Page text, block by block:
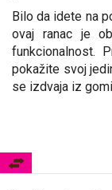
Bilo da idete na
ovaj ranac je
funkcionalnost.
pokažite svoj
se izdvaja iz